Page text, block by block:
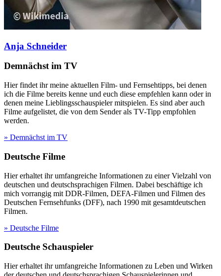
Anja Schneider
Demnächst im TV
Hier findet ihr meine aktuellen Film- und Fernsehtipps, bei denen
ich die Filme bereits kenne und euch diese empfehlen kann oder in
denen meine Lieblingsschauspieler mitspielen. Es sind aber auch
Filme aufgelistet, die von dem Sender als TV-Tipp empfohlen
werden.
» Demnächst im TV
Deutsche Filme
Hier erhaltet ihr umfangreiche Informationen zu einer Vielzahl von
deutschen und deutschsprachigen Filmen. Dabei beschäftige ich
mich vorrangig mit DDR-Filmen, DEFA-Filmen und Filmen des
Deutschen Fernsehfunks (DFF), nach 1990 mit gesamtdeutschen
Filmen.
» Deutsche Filme
Deutsche Schauspieler
Hier erhaltet ihr umfangreiche Informationen zu Leben und Wirken